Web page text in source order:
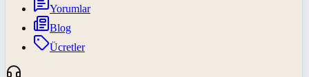
Yorumlar
Blog
Ücretler